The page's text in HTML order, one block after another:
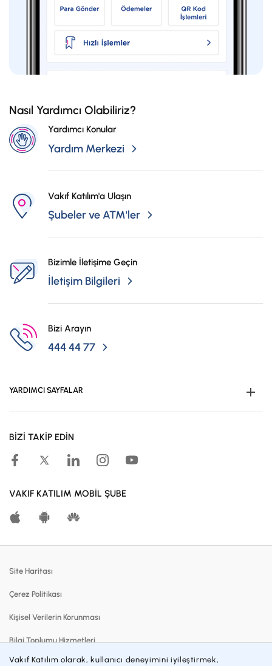
Nasıl Yardımcı Olabiliriz?
Yardımcı Konular
Yardım Merkezi
Vakıf Katılım'a Ulaşın
Şubeler ve ATM'ler
Bizimle İletişime Geçin
İletişim Bilgileri
Bizi Arayın
444 44 77
YARDIMCI SAYFALAR
Kampanyalar
Hesaplama Araçları
Katılma Hesapları
BİZİ TAKİP EDİN
VAKIF KATILIM MOBİL ŞUBE
Site Haritası
Çerez Politikası
Kişisel Verilerin Korunması
Bilgi Toplumu Hizmetleri
Sözleşmeler ve Formlar
Vakıf Katılım olarak, kullanıcı deneyimini iyileştirmek,